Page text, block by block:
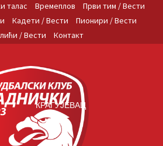
талас Времеплов
Први тим / Вести
Кадети / Вести
Пионири / Вести
/ Вести
Контакт
КРАГУЈЕВАЦ